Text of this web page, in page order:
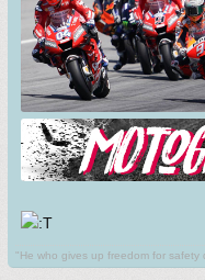
"He who gives up freedom for safety